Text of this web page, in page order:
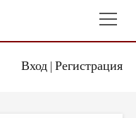
Вход| Регистрация